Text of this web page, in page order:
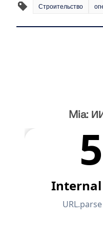
Строительство
Mia: